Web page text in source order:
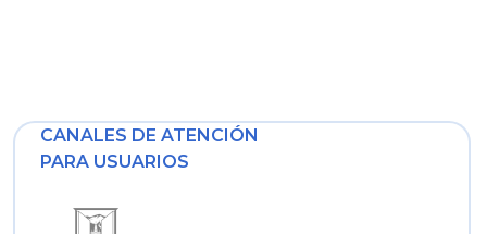
CANALES DE ATENCIÓN
PARA USUARIOS